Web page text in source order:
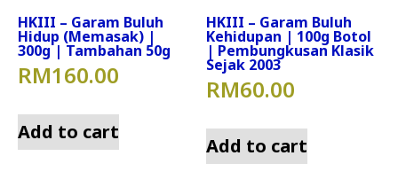
HKIII – Garam Buluh
Hidup (Memasak) |
300g | Tambahan 50g
RM160.00
Add to cart
HKIII – Garam Buluh
Kehidupan | 100g Botol
| Pembungkusan Klasik
Sejak 2003
RM60.00
Add to cart